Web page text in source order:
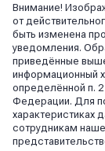
Внимание!
от
быть изменена
уведомления.
приведённые
информационный
определённой п.
Федерации. Для
характеристиках
сотрудникам